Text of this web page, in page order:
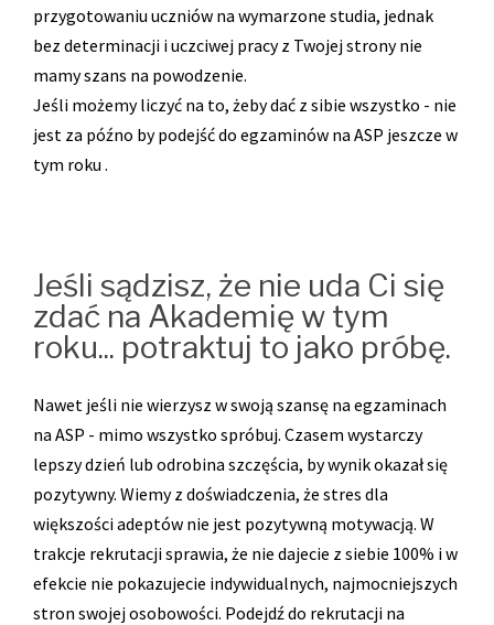
przygotowaniu uczniów na wymarzone studia, jednak
bez determinacji i uczciwej pracy z Twojej strony nie
mamy szans na powodzenie.
Jeśli możemy liczyć na to, żeby dać z sibie wszystko - nie
jest za późno by podejść do egzaminów na ASP jeszcze w
tym roku .
Jeśli sądzisz, że nie uda Ci się
zdać na Akademię w tym
roku... potraktuj to jako próbę.
Nawet jeśli nie wierzysz w swoją szansę na egzaminach
na ASP - mimo wszystko spróbuj. Czasem wystarczy
lepszy dzień lub odrobina szczęścia, by wynik okazał się
pozytywny. Wiemy z doświadczenia, że stres dla
większości adeptów nie jest pozytywną motywacją. W
trakcje rekrutacji sprawia, że nie dajecie z siebie 100% i w
efekcie nie pokazujecie indywidualnych, najmocniejszych
stron swojej osobowości. Podejdź do rekrutacji na